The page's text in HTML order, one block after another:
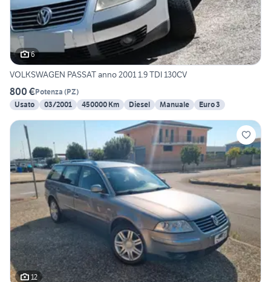
6
VOLKSWAGEN PASSAT anno 2001 1.9 TDI 130CV
800 €Potenza (PZ)
Usato
03/2001 450000 Km Diesel Manuale Euro 3
12